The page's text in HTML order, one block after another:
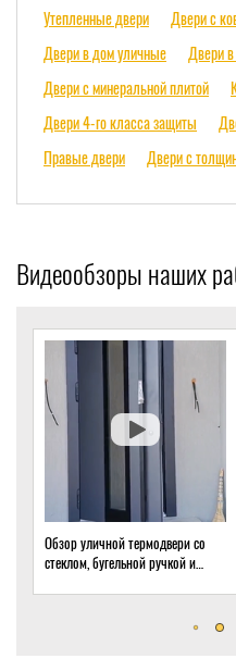
Утепленные двери
Двери с
Двери в дом уличные
Двери
Двери с минеральной плитой
Двери 4-го класса защиты
Правые двери
Двери с
Видеообзоры наших
Обзор термодвери со стеклом и
металлореечным оформлением